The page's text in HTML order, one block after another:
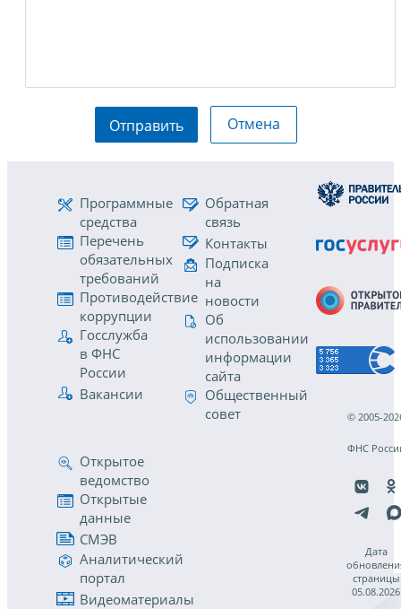
Отправить Отмена
Программные
средства
Перечень
обязательных
требований
Противодействие
коррупции
Госслужба
в ФНС
России
Вакансии
Обратная
связь
Контакты
Подписка
на
новости
Об
использовании
информации
сайта
Общественный
совет
Открытое
ведомство
Открытые
данные
СМЭВ
Аналитический
портал
Видеоматериалы
© 2005-
ФНС
Дата
страницы
05.08.2026